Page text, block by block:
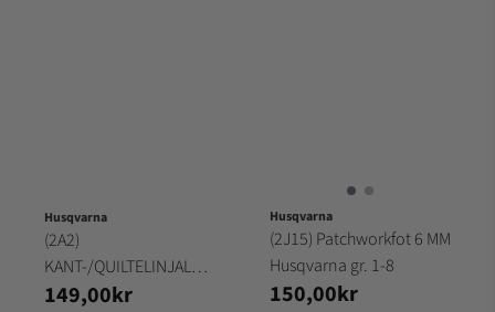
Husqvarna
(2A2)
KANT-/QUILTELINJAL
Husqvarna gr. 5-6-7-8
149,00kr
Husqvarna
(2J15) Patchworkfot 6 MM
Husqvarna gr. 1-8
150,00kr